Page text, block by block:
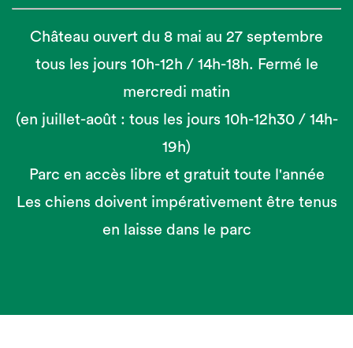
Château ouvert du 8 mai au 27 septembre
tous les jours 10h-12h / 14h-18h. Fermé le
mercredi matin
(en juillet-août : tous les jours 10h-12h30 / 14h-
19h)
Parc en accès libre et gratuit toute l'année
Les chiens doivent impérativement être tenus
en laisse dans le parc